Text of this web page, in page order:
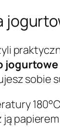
jogurtowe
sobie